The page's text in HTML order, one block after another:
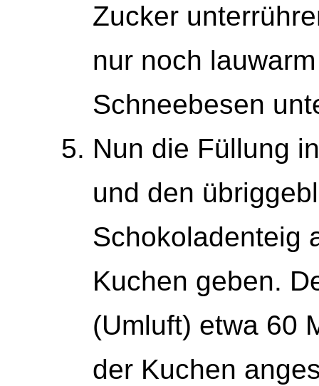
Zucker
nur noch
Schneebesen
Nun die Füllung
und den
Schokoladenteig
Kuchen geben.
(Umluft) etwa 60
der Kuchen